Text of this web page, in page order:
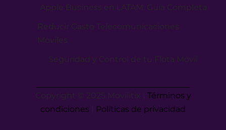
Apple Business en LATAM: Guía Completa
Reducir Gasto Telecomunicaciones
Moviles
Seguridad y Control de tu Flota Móvil
Copyright © 2025 Movilitix | Términos y
condiciones | Políticas de privacidad